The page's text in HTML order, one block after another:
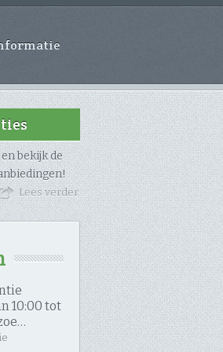
bekijk de
Lees verder
10:00 tot